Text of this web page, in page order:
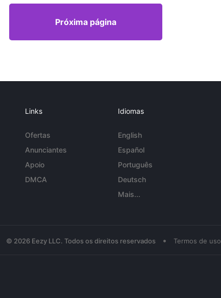
Próxima página
Links
Ofertas
Anunciantes
Apoio
DMCA
Idiomas
English
Español
Português
Deutsch
Mais...
© 2026 Eezy LLC. Todos os direitos reservados • Termos de uso